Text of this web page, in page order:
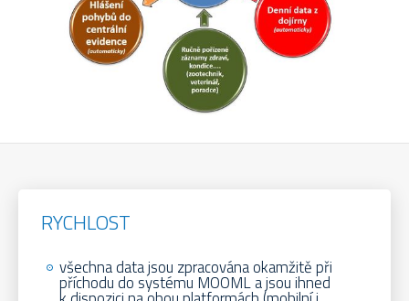
RYCHLOST
všechna data jsou zpracována okamžitě při
příchodu do systému MOOML a jsou ihned